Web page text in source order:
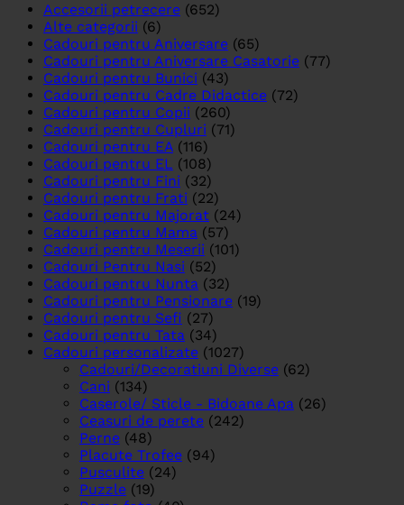
Accesorii petrecere (652)
Alte categorii (6)
Cadouri pentru Aniversare (65)
Cadouri pentru Aniversare Casatorie (77)
Cadouri pentru Bunici (43)
Cadouri pentru Cadre Didactice (72)
Cadouri pentru Copii (260)
Cadouri pentru Cupluri (71)
Cadouri pentru EA (116)
Cadouri pentru EL (108)
Cadouri pentru Fini (32)
Cadouri pentru Frati (22)
Cadouri pentru Majorat (24)
Cadouri pentru Mama (57)
Cadouri pentru Meserii (101)
Cadouri Pentru Nasi (52)
Cadouri pentru Nunta (32)
Cadouri pentru Pensionare (19)
Cadouri pentru Sefi (27)
Cadouri pentru Tata (34)
Cadouri personalizate (1027)
Cadouri/Decoratiuni Diverse (62)
Cani (134)
Caserole/ Sticle - Bidoane Apa (26)
Ceasuri de perete (242)
Perne (48)
Placute Trofee (94)
Pusculite (24)
Puzzle (19)